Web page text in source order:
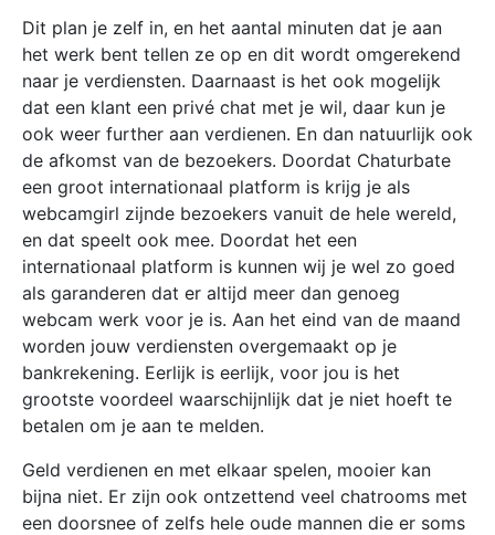
Dit plan je zelf in, en het aantal minuten dat je aan
het werk bent tellen ze op en dit wordt omgerekend
naar je verdiensten. Daarnaast is het ook mogelijk
dat een klant een privé chat met je wil, daar kun je
ook weer further aan verdienen. En dan natuurlijk ook
de afkomst van de bezoekers. Doordat Chaturbate
een groot internationaal platform is krijg je als
webcamgirl zijnde bezoekers vanuit de hele wereld,
en dat speelt ook mee. Doordat het een
internationaal platform is kunnen wij je wel zo goed
als garanderen dat er altijd meer dan genoeg
webcam werk voor je is. Aan het eind van de maand
worden jouw verdiensten overgemaakt op je
bankrekening. Eerlijk is eerlijk, voor jou is het
grootste voordeel waarschijnlijk dat je niet hoeft te
betalen om je aan te melden.
Geld verdienen en met elkaar spelen, mooier kan
bijna niet. Er zijn ook ontzettend veel chatrooms met
een doorsnee of zelfs hele oude mannen die er soms